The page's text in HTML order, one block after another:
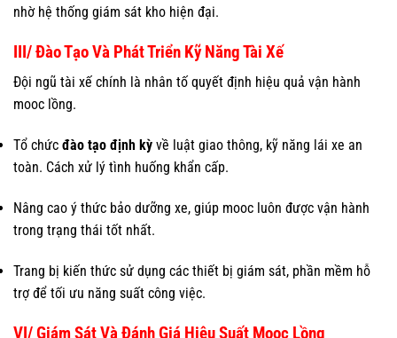
nhờ hệ thống giám sát kho hiện đại.
III/ Đào Tạo Và Phát Triển Kỹ Năng Tài Xế
Đội ngũ tài xế chính là nhân tố quyết định hiệu quả vận hành
mooc lồng.
Tổ chức đào tạo định kỳ về luật giao thông, kỹ năng lái xe an
toàn. Cách xử lý tình huống khẩn cấp.
Nâng cao ý thức bảo dưỡng xe, giúp mooc luôn được vận hành
trong trạng thái tốt nhất.
Trang bị kiến thức sử dụng các thiết bị giám sát, phần mềm hỗ
trợ để tối ưu năng suất công việc.
VI/ Giám Sát Và Đánh Giá Hiệu Suất Mooc Lồng